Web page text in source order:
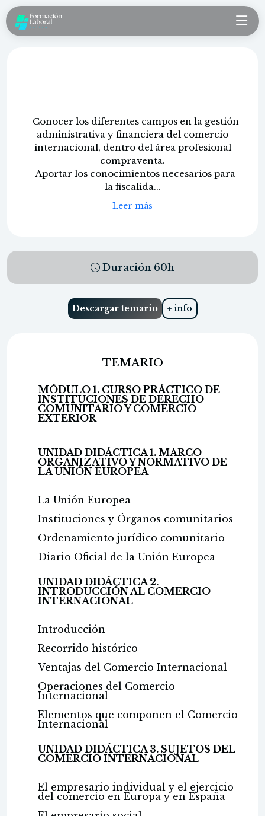
- Conocer los diferentes campos en la gestión
administrativa y financiera del comercio
internacional, dentro del área profesional
compraventa.
- Aportar los conocimientos necesarios para
la fiscalida...
Leer más
Duración 60h
Descargar temario + info
TEMARIO
MÓDULO 1. CURSO PRÁCTICO DE
INSTITUCIONES DE DERECHO
COMUNITARIO Y COMERCIO
EXTERIOR
UNIDAD DIDÁCTICA 1. MARCO
ORGANIZATIVO Y NORMATIVO DE
LA UNIÓN EUROPEA
La Unión Europea
Instituciones y Órganos comunitarios
Ordenamiento jurídico comunitario
Diario Oficial de la Unión Europea
UNIDAD DIDÁCTICA 2.
INTRODUCCIÓN AL COMERCIO
INTERNACIONAL
Introducción
Recorrido histórico
Ventajas del Comercio Internacional
Operaciones del Comercio
Internacional
Elementos que componen el Comercio
Internacional
UNIDAD DIDÁCTICA 3. SUJETOS DEL
COMERCIO INTERNACIONAL
El empresario individual y el ejercicio
del comercio en Europa y en España